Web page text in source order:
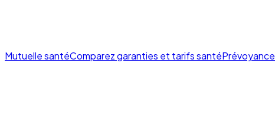
Mutuelle santéComparez garanties et tarifs santéPrévoyance